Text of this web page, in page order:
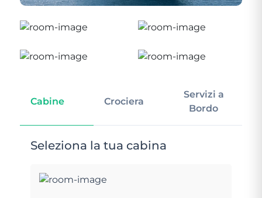
Cabine Crociera
Servizi a
Bordo
Seleziona la tua cabina